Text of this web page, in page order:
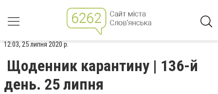
12:03, 25 липня 2020 р.
Щоденник карантину | 136-й
день. 25 липня